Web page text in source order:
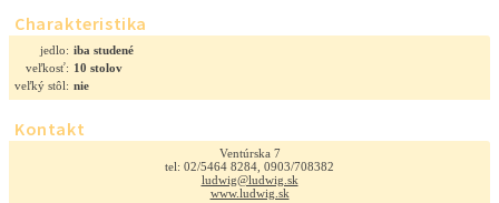
Charakteristika
jedlo: iba studené
veľkosť: 10 stolov
veľký stôl: nie
Kontakt
Ventúrska 7
tel: 02/5464 8284, 0903/708382
ludwig@ludwig.sk
www.ludwig.sk